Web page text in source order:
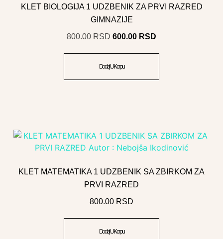
KLET BIOLOGIJA 1 UDZBENIK ZA PRVI RAZRED
GIMNAZIJE
800.00 RSD 600.00 RSD
Dodaj U Korpu
KLET MATEMATIKA 1 UDZBENIK SA ZBIRKOM ZA
PRVI RAZRED
800.00 RSD
Dodaj U Korpu